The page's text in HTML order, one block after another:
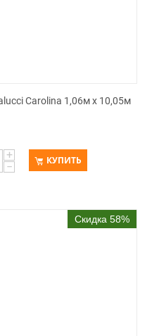
Carolina 1,06м х 10,05м
+
−
КУПИТЬ
Скидка 58%